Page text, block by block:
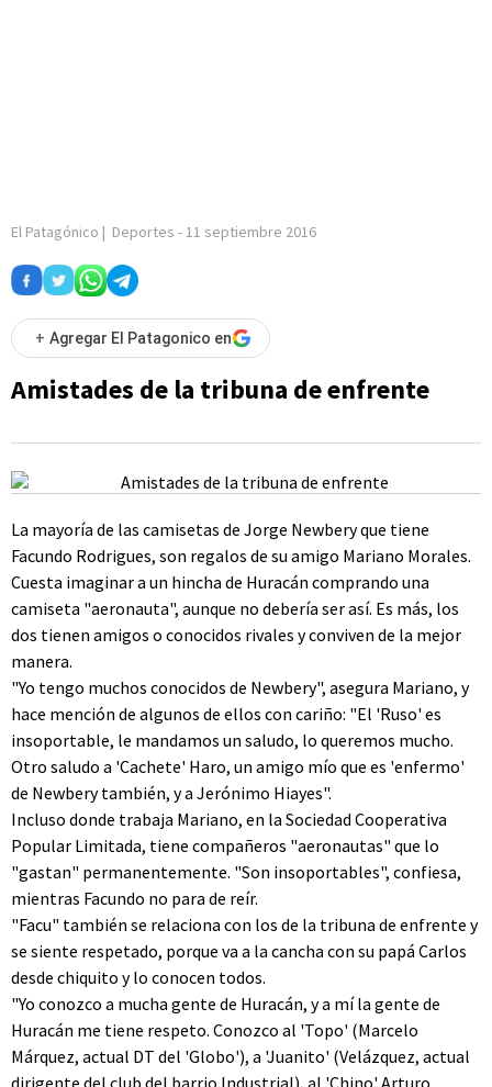
El Patagónico | Deportes - 11 septiembre 2016
+ Agregar El Patagonico en
Amistades de la tribuna de enfrente
La mayoría de las camisetas de Jorge Newbery que tiene
Facundo Rodrigues, son regalos de su amigo Mariano Morales.
Cuesta imaginar a un hincha de Huracán comprando una
camiseta "aeronauta", aunque no debería ser así. Es más, los
dos tienen amigos o conocidos rivales y conviven de la mejor
manera.
"Yo tengo muchos conocidos de Newbery", asegura Mariano, y
hace mención de algunos de ellos con cariño: "El 'Ruso' es
insoportable, le mandamos un saludo, lo queremos mucho.
Otro saludo a 'Cachete' Haro, un amigo mío que es 'enfermo'
de Newbery también, y a Jerónimo Hiayes".
Incluso donde trabaja Mariano, en la Sociedad Cooperativa
Popular Limitada, tiene compañeros "aeronautas" que lo
"gastan" permanentemente. "Son insoportables", confiesa,
mientras Facundo no para de reír.
"Facu" también se relaciona con los de la tribuna de enfrente y
se siente respetado, porque va a la cancha con su papá Carlos
desde chiquito y lo conocen todos.
"Yo conozco a mucha gente de Huracán, y a mí la gente de
Huracán me tiene respeto. Conozco al 'Topo' (Marcelo
Márquez, actual DT del 'Globo'), a 'Juanito' (Velázquez, actual
dirigente del club del barrio Industrial), al 'Chino' Arturo